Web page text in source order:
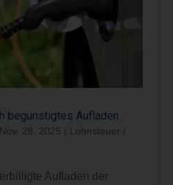
begünstigtes Aufladen
Nov. 28, 2025
Lohnsteuer /
Aufladen der